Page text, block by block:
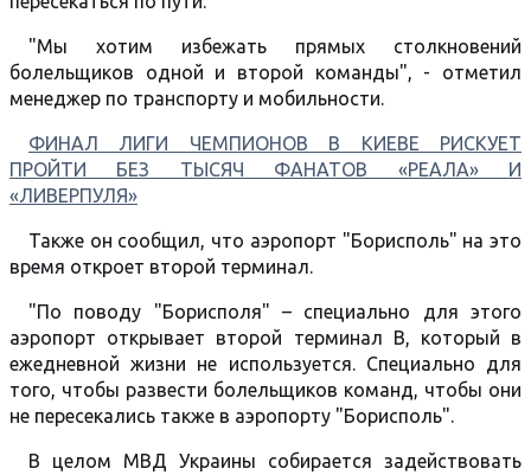
"Мы хотим избежать прямых столкновений
болельщиков одной и второй команды", - отметил
менеджер по транспорту и мобильности.
ФИНАЛ ЛИГИ ЧЕМПИОНОВ В КИЕВЕ РИСКУЕТ
ПРОЙТИ БЕЗ ТЫСЯЧ ФАНАТОВ «РЕАЛА» И
«ЛИВЕРПУЛЯ»
Также он сообщил, что аэропорт "Борисполь" на это
время откроет второй терминал.
"По поводу "Борисполя" – специально для этого
аэропорт открывает второй терминал B, который в
ежедневной жизни не используется. Специально для
того, чтобы развести болельщиков команд, чтобы они
не пересекались также в аэропорту "Борисполь".
В целом МВД Украины собирается задействовать